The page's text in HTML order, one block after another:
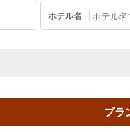
ホテル名
プラ